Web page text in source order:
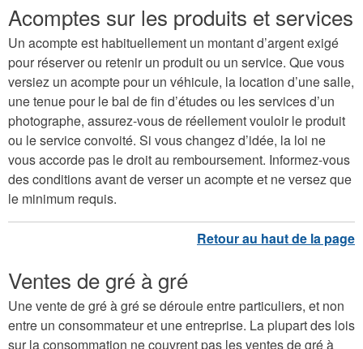
Acomptes sur les produits et services
Un acompte est habituellement un montant d’argent exigé
pour réserver ou retenir un produit ou un service. Que vous
versiez un acompte pour un véhicule, la location d’une salle,
une tenue pour le bal de fin d’études ou les services d’un
photographe, assurez-vous de réellement vouloir le produit
ou le service convoité. Si vous changez d’idée, la loi ne
vous accorde pas le droit au remboursement. Informez-vous
des conditions avant de verser un acompte et ne versez que
le minimum requis.
Ventes de gré à gré
Une vente de gré à gré se déroule entre particuliers, et non
entre un consommateur et une entreprise. La plupart des lois
sur la consommation ne couvrent pas les ventes de gré à